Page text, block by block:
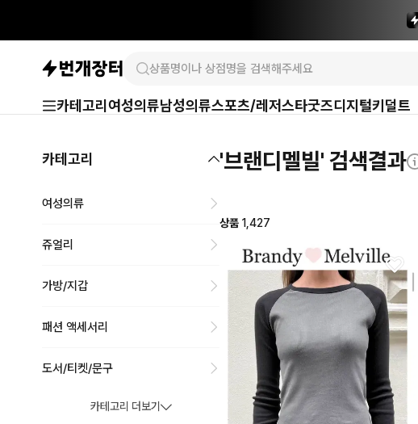
카테고리 여성의류남성의류스포츠/레저스타굿즈디지털키덜트
카테고리
여성의류
쥬얼리
가방/지갑
패션 액세서리
도서/티켓/문구
카테고리 더보기
'브랜디멜빌' 검색결과
상품 1,427